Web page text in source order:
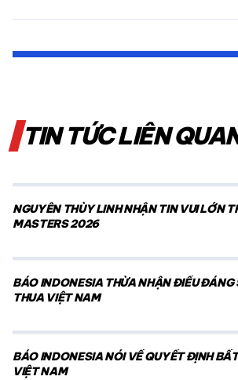
TIN TỨC LIÊN
NGUYỄN THÙY LINH NHẬN TIN VUI LỚN
MASTERS 2026
BÁO INDONESIA THỪA NHẬN ĐIỀU ĐÁNG
THUA VIỆT NAM
BÁO INDONESIA NÓI VỀ QUYẾT ĐỊNH
VIỆT NAM